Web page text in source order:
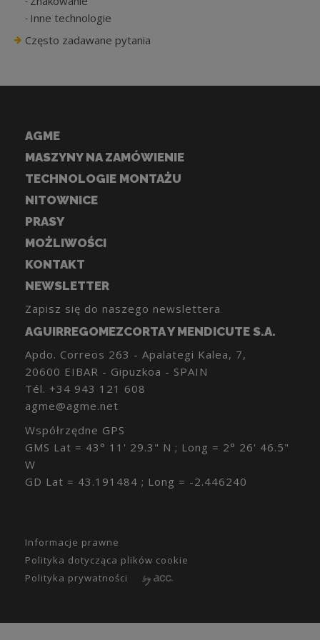
Inne technologie
Często zadawane pytania
AGME
MASZYNY NA ZAMÓWIENIE
TECHNOLOGIE MONTAŻU
NITOWNICE
PRASY
MOŻLIWOŚCI
KONTAKT
NEWSLETTER
Zapisz się do naszego newslettera
AGUIRREGOMEZCORTA Y MENDICUTE S.A.
Apdo. Correos 263 - Apalategi Kalea, 7,
20600 EIBAR - Gipuzkoa - SPAIN
Tél. +34 943 121 608
agme@agme.net
Współrzędne GPS
GMS Lat = 43° 11' 29.3" N ; Long = 2° 26' 46.5"
W
GD Lat = 43.191484 ; Long = -2.446240
Informacje prawne
Polityka dotycząca plików cookie
Polityka prywatności